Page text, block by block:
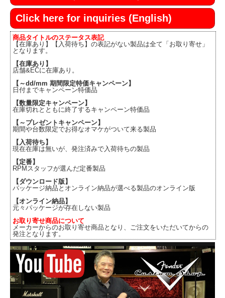
Click here for inquiries (English)
商品タイトルのステータス表記
【在庫あり】【入荷待ち】の表記がない製品は全て「お取り寄せ」
となります。
【在庫あり】
店舗&ECに在庫あり。
【～dd/mm 期間限定特価キャンペーン】
日付までキャンペーン特価品
【数量限定キャンペーン】
在庫切れとともに終了するキャンペーン特価品
【～プレゼントキャンペーン】
期間や台数限定でお得なオマケがついて来る製品
【入荷待ち】
現在在庫は無いが、発注済みで入荷待ちの製品
【定番】
RPMスタッフが選んだ定番製品
【ダウンロード版】
パッケージ納品とオンライン納品が選べる製品のオンライン版
【オンライン納品】
元々パッケージが存在しない製品
お取り寄せ商品について
メーカーからのお取り寄せ商品となり、ご注文をいただいてからの
発注となります。